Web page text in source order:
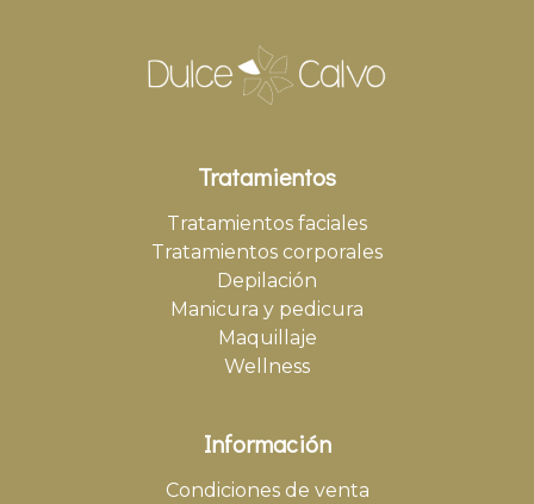
Tratamientos
Tratamientos faciales
Tratamientos corporales
Depilación
Manicura y pedicura
Maquillaje
Wellness
Información
Condiciones de venta